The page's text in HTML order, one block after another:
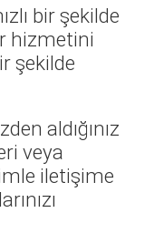
bir şekilde
hizmetini
şekilde
aldığınız
veya
iletişime